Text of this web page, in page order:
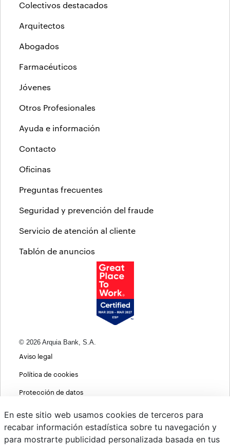
Colectivos destacados
Arquitectos
Abogados
Farmacéuticos
Jóvenes
Otros Profesionales
Ayuda e información
Contacto
Oficinas
Preguntas frecuentes
Seguridad y prevención del fraude
Servicio de atención al cliente
Tablón de anuncios
© 2026 Arquia Bank, S.A.
Aviso legal
Política de cookies
Protección de datos
Política de privacidad web
MIFID
En este sitio web usamos cookies de terceros para
recabar información estadística sobre tu navegación y
para mostrarte publicidad personalizada basada en tus